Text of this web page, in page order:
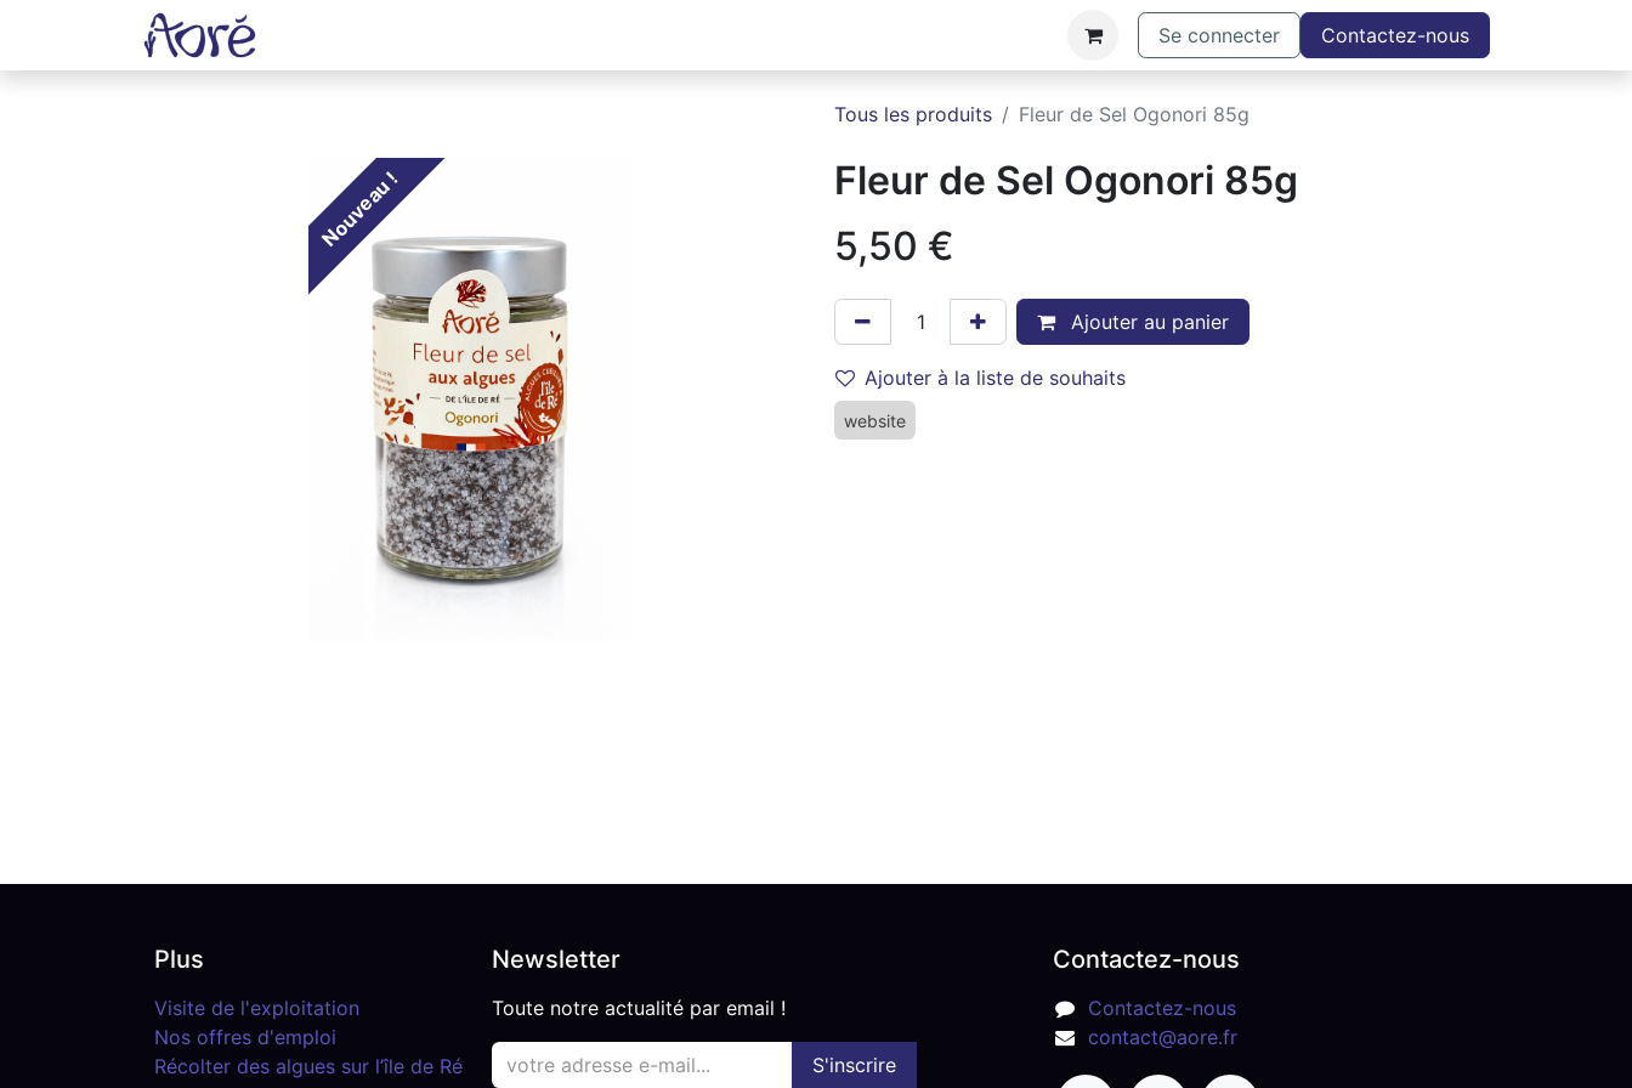
Se connecter Contactez-nous
Tous les produits Fleur de Sel Ogonori 85g
Nouveau !
Fleur de Sel Ogonori 85g
5,50 €
Ajouter au panier
Ajouter à la liste de souhaits
website
Plus
Visite de l'exploitation
Nos offres d'emploi
Récolter des algues sur l’île de Ré
Contactez-nous
Contactez-nous
contact@aore.fr
Newsletter
Toute notre actualité par email !
S'inscrire